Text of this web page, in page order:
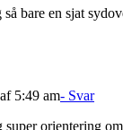
bare en sjat
5:49 am- Svar
orientering